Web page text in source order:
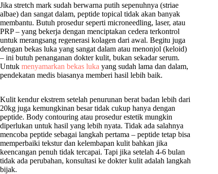
Jika stretch mark sudah berwarna putih sepenuhnya (striae
albae) dan sangat dalam, peptide topical tidak akan banyak
membantu. Butuh prosedur seperti microneedling, laser, atau
PRP – yang bekerja dengan menciptakan cedera terkontrol
untuk merangsang regenerasi kolagen dari awal. Begitu juga
dengan bekas luka yang sangat dalam atau menonjol (keloid)
– ini butuh penanganan dokter kulit, bukan sekadar serum.
Untuk menyamarkan bekas luka yang sudah lama dan dalam,
pendekatan medis biasanya memberi hasil lebih baik.
Kulit kendur ekstrem setelah penurunan berat badan lebih dari
20kg juga kemungkinan besar tidak cukup hanya dengan
peptide. Body contouring atau prosedur estetik mungkin
diperlukan untuk hasil yang lebih nyata. Tidak ada salahnya
mencoba peptide sebagai langkah pertama – peptide tetap bisa
memperbaiki tekstur dan kelembapan kulit bahkan jika
keencangan penuh tidak tercapai. Tapi jika setelah 4-6 bulan
tidak ada perubahan, konsultasi ke dokter kulit adalah langkah
bijak.